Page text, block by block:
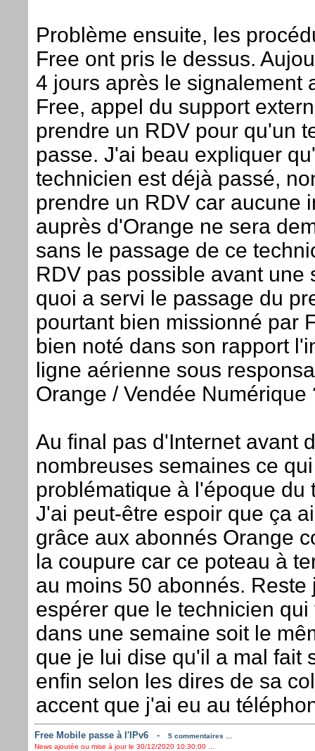
Problème ensuite, les
Free ont pris le dessus.
4 jours après le signalement
Free, appel du support
prendre un RDV pour qu'un
passe. J'ai beau expliquer
technicien est déjà passé,
prendre un RDV car aucune
auprès d'Orange ne sera
sans le passage de ce
RDV pas possible avant une
quoi a servi le passage du
pourtant bien missionné par
bien noté dans son rapport
ligne aérienne sous
Orange / Vendée Numérique
Au final pas d'Internet avant
nombreuses semaines ce
problématique à l'époque du
J'ai peut-être espoir que ça
grâce aux abonnés Orange
la coupure car ce poteau à
au moins 50 abonnés. Reste
espérer que le technicien qui
dans une semaine soit le
que je lui dise qu'il a mal fait
enfin selon les dires de sa
accent que j'ai eu au
Free Mobile passe à l'IPv6-
5 commentaires ...
News ajoutée ou mise à jour le 30/12/2020 10:30:00 ...